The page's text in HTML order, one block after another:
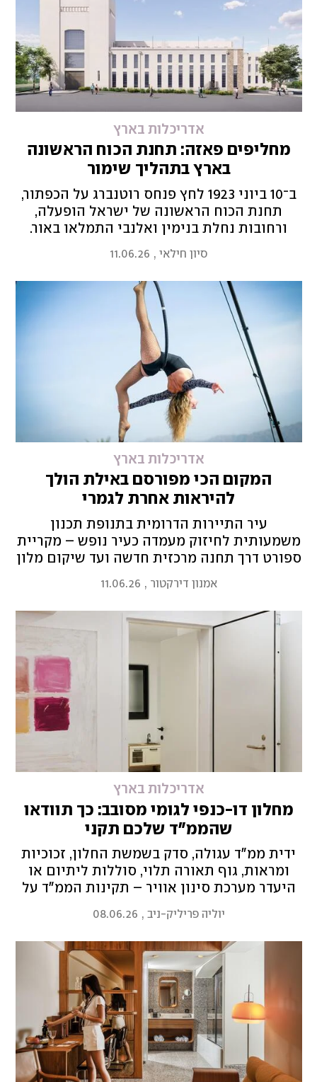
אדריכלות בארץ
מחליפים פאזה: תחנת הכוח הראשונה
בארץ בתהליך שימור
ב־10 ביוני 1923 לחץ פנחס רוטנברג על הכפתור,
תחנת הכוח הראשונה של ישראל הופעלה,
ורחובות נחלת בנימין ואלנבי התמלאו באור.
אביב עובר עבודות שיפוץ ושימור – ועדיין מספק
חשמל לעיר
סיון חילאי,
11.06.26
אדריכלות בארץ
המקום הכי מפורסם באילת הולך
להיראות אחרת לגמרי
עיר התיירות הדרומית בתנופת תכנון
משמעותית לחיזוק מעמדה כעיר נופש – מקריית
ספורט דרך תחנה מרכזית חדשה ועד שיקום מלון
אמנון דירקטור ,
11.06.26
אדריכלות בארץ
מחלון דו-כנפי לגומי מסובב: כך תוודאו
שהממ"ד שלכם תקני
ידית ממ"ד עגולה, סדק בשמשת החלון, זכוכיות
ומראות, גוף תאורה תלוי, סוללות ליתיום או
היעדר מערכת סינון אוויר – תקינות הממ"ד על
להכנת המרחב המוגן
יוליה פריליק-ניב ,
08.06.26